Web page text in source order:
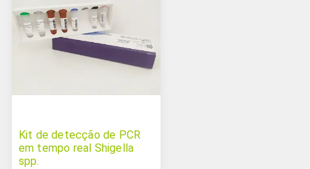
Kit de detecção de PCR
em tempo real Shigella
spp.